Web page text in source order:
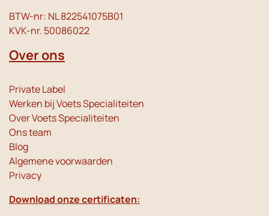
BTW-nr: NL 822541075B01
KVK-nr. 50086022
Over ons
Private Label
Werken bij Voets Specialiteiten
Over Voets Specialiteiten
Ons team
Blog
Algemene voorwaarden
Privacy
Download onze certificaten: